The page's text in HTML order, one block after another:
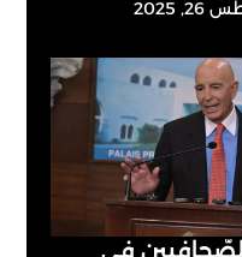
2025
في